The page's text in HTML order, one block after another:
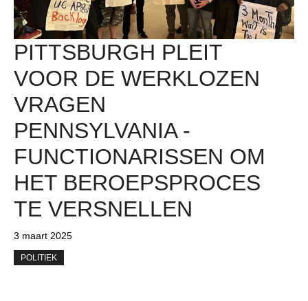
PITTSBURGH PLEIT
VOOR DE WERKLOZEN
VRAGEN
PENNSYLVANIA -
FUNCTIONARISSEN OM
HET BEROEPSPROCES
TE VERSNELLEN
3 maart 2025
POLITIEK